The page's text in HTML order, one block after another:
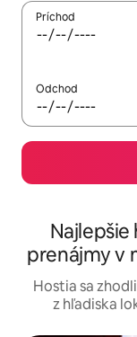
Príchod
Odchod
prenájmy v
Hostia sa
z hľadiska